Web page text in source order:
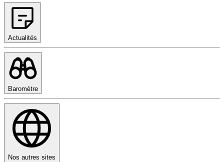
Actualités
Baromètre
Nos autres sites